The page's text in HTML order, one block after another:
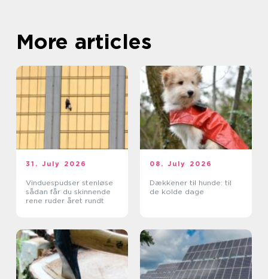
More articles
31. July 2026
Vinduespudser stenløse
sådan får du skinnende
rene ruder året rundt
08. July 2026
Dækkener til hunde: til
de kolde dage